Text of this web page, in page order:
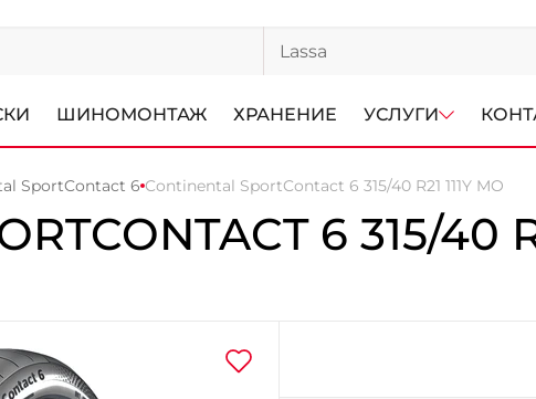
ШИНОМОНТАЖ ХРАНЕНИЕ УСЛУГИ
SportContact 6 Continental SportContact 6 315/40 R21 111Y MO
6 315/40